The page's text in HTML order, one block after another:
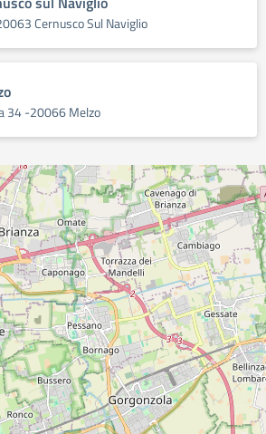
Cernusco Sul Naviglio
34 -20066 Melzo